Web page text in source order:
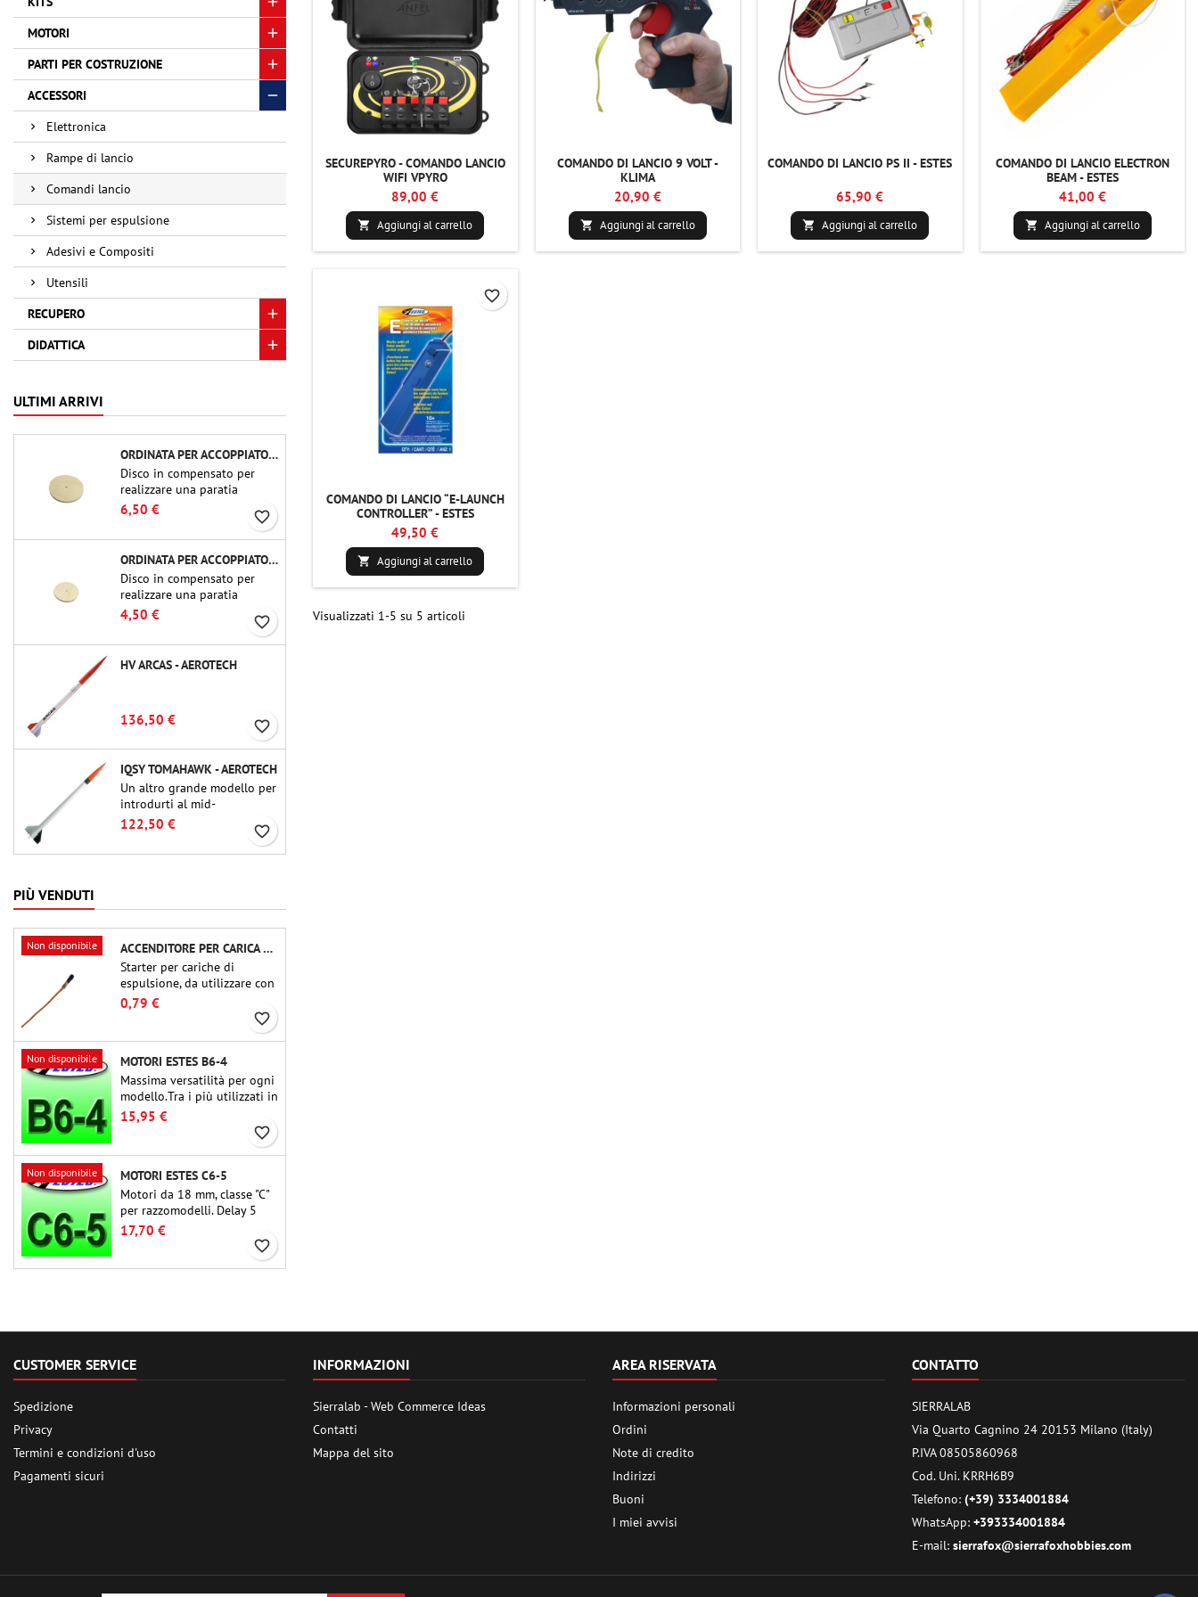
MOTORI
PARTI PER COSTRUZIONE
ACCESSORI
Elettronica
Rampe di lancio
Comandi lancio
Sistemi per espulsione
Adesivi e Compositi
Utensili
RECUPERO
DIDATTICA
ULTIMI ARRIVI
ORDINATA PER ACCOPPIATORE CBP-3.0 - PUBLIC MISSILES LTD.
Disco in compensato per
realizzare una paratia
(ordinata) in accoppiatori
per tubi Public Missiles Ltd.
da 54 mm (PT-2.1 o QT-2.1)
6,50 € favorite_border
ORDINATA PER ACCOPPIATORE CBP-2.1 - PUBLIC MISSILES LTD.
Disco in compensato per
realizzare una paratia
(ordinata) in accoppiatori
per tubi Public Missiles Ltd.
da 54 mm (PT-2.1 o QT-2.1)
4,50 € favorite_border
HV ARCAS - AEROTECH
136,50 € favorite_border
IQSY TOMAHAWK - AEROTECH
Un altro grande modello per
introdurti al mid-
power.Riproduzione in scala
di un famoso razzo-sonda,
dalle dimensioni contenute
122,50 € favorite_border
PIÙ VENDUTI
Non disponibile
ACCENDITORE PER CARICA DI ESPULSIONE (CHIP-TYPE)
Starter per cariche di
espulsione, da utilizzare con
altimetri o altri dispositivi
elettronici.
0,79 €
favorite_border
Non disponibile
MOTORI ESTES B6-4
Massima versatilità per ogni
modello.Tra i più utilizzati in
assoluto, l'Estes B6-4 è il
motore adatto per la grande
razzomodelli Estes e simili.
15,95 €
favorite_border
Non disponibile
MOTORI ESTES C6-5
Motori da 18 mm, classe "C"
per razzomodelli. Delay 5
secondi, adatti per
razzomodelli monostadio.
17,70 €
favorite_border
SECUREPYRO - COMANDO LANCIO
WIFI VPYRO
89,00 €
 Aggiungi al carrello
COMANDO DI LANCIO 9 VOLT -
KLIMA
20,90 €
 Aggiungi al carrello
COMANDO DI LANCIO PS II - ESTES
65,90 €
 Aggiungi al carrello
COMANDO DI LANCIO ELECTRON
BEAM - ESTES
41,00 €
 Aggiungi al carrello
COMANDO DI LANCIO “E-LAUNCH
CONTROLLER” - ESTES
49,50 €
 Aggiungi al carrello
favorite_border
Visualizzati 1-5 su 5 articoli
CUSTOMER SERVICE
Spedizione
Privacy
Termini e condizioni d'uso
Pagamenti sicuri
INFORMAZIONI
Sierralab - Web Commerce Ideas
Contatti
Mappa del sito
AREA RISERVATA
Informazioni personali
Ordini
Note di credito
Indirizzi
Buoni
I miei avvisi
CONTATTO
SIERRALAB
Via Quarto Cagnino 24 20153 Milano (Italy)
P.IVA 08505860968
Cod. Uni. KRRH6B9
Telefono: (+39) 3334001884
WhatsApp: +393334001884
E-mail: sierrafox@sierrafoxhobbies.com